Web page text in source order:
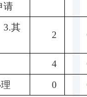
请
3.其
2
4
0